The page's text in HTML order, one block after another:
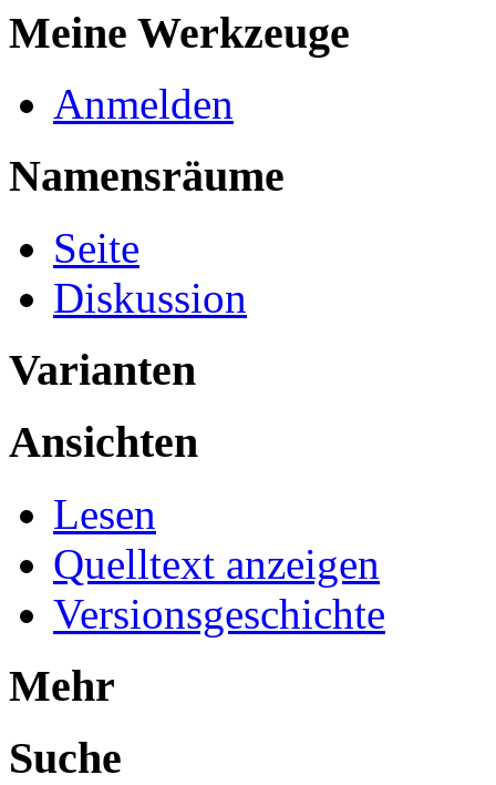
Meine Werkzeuge
Anmelden
Namensräume
Seite
Diskussion
Varianten
Ansichten
Lesen
Quelltext anzeigen
Versionsgeschichte
Mehr
Suche